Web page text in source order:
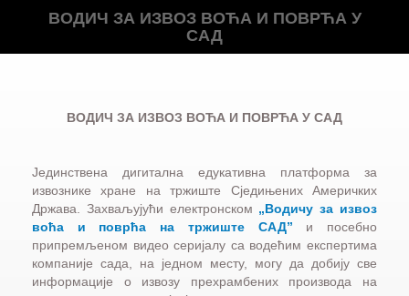
ВОДИЧ ЗА ИЗВОЗ ВОЋА И ПОВРЋА У
САД
ВОДИЧ ЗА ИЗВОЗ ВОЋА И ПОВРЋА У САД
Јединствена дигитална едукативна платформа за
извознике хране на тржиште Сједињених Америчких
Држава. Захваљујући електронском „Водичу за извоз
воћа и поврћа на тржиште САД” и посебно
припремљеном видео серијалу са водећим експертима
компаније сада, на једном месту, могу да добију све
информације о извозу прехрамбених производа на